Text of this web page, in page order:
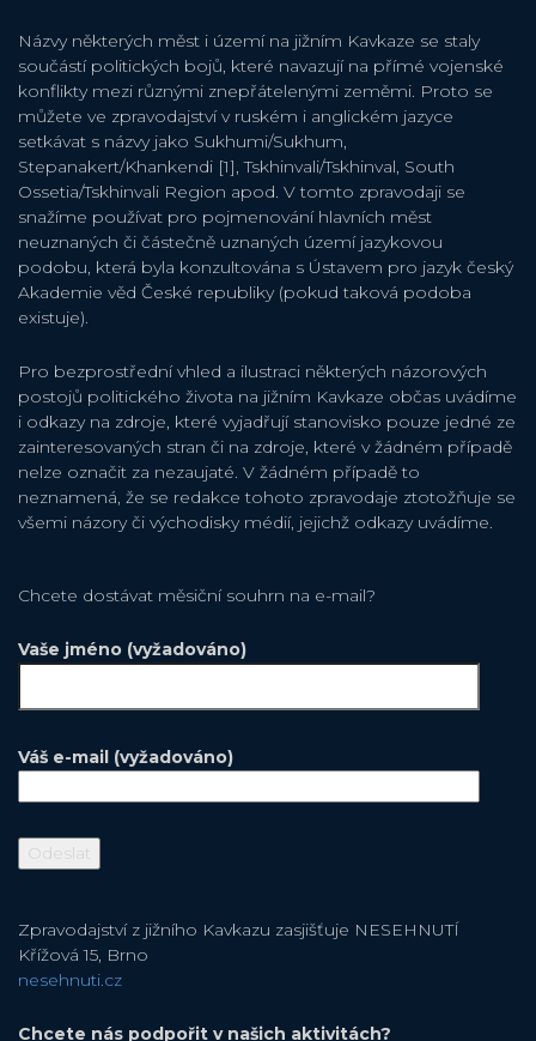
Názvy některých měst i území na jižním Kavkaze se staly
součástí politických bojů, které navazují na přímé vojenské
konflikty mezi různými znepřátelenými zeměmi. Proto se
můžete ve zpravodajství v ruském i anglickém jazyce
setkávat s názvy jako Sukhumi/Sukhum,
Stepanakert/Khankendi [1], Tskhinvali/Tskhinval, South
Ossetia/Tskhinvali Region apod. V tomto zpravodaji se
snažíme používat pro pojmenování hlavních měst
neuznaných či částečně uznaných území jazykovou
podobu, která byla konzultována s Ústavem pro jazyk český
Akademie věd České republiky (pokud taková podoba
existuje).
Pro bezprostřední vhled a ilustraci některých názorových
postojů politického života na jižním Kavkaze občas uvádíme
i odkazy na zdroje, které vyjadřují stanovisko pouze jedné ze
zainteresovaných stran či na zdroje, které v žádném případě
nelze označit za nezaujaté. V žádném případě to
neznamená, že se redakce tohoto zpravodaje ztotožňuje se
všemi názory či východisky médií, jejichž odkazy uvádíme.
Chcete dostávat měsiční souhrn na e-mail?
Vaše jméno (vyžadováno)
Váš e-mail (vyžadováno)
Zpravodajství z jižního Kavkazu zasjišťuje NESEHNUTÍ
Křížová 15, Brno
nesehnuti.cz
Chcete nás podpořit v našich aktivitách?